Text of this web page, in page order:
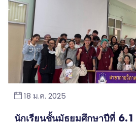
18 ม.ค. 2025
นักเรียนชั้นมัธยมศึกษาปีที่ 6.1